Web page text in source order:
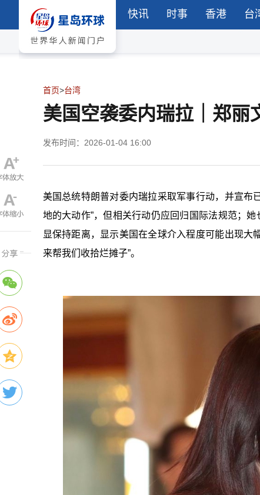
快讯 时事 香港 台
首页>台湾
美国空袭委内瑞拉｜郑丽
发布时间：2026-01-04 16:00
美国总统特朗普对委内瑞拉采取军事行动，并宣布
地的大动作”，但相关行动仍应回归国际法规范；
显保持距离，显示美国在全球介入程度可能出现大
来帮我们收拾烂摊子”。